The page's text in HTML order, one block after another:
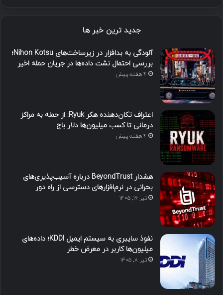
جدید ترین خبر ها
آلودگی به بدافزار در زیرساخت‌های Nihon Kotsu؛
بررسی احتمال نشت داده‌ها در جریان حمله اخیر
4 هفته پیش
اعتراف تکان‌دهنده هکر Ryuk: از حمله به مراکز
درمانی تا کسب میلیون‌ها دلار باج
4 هفته پیش
هشدار BeyondTrust درباره آسیب‌پذیری‌های
بحرانی در نرم‌افزارهای دسترسی از راه دور
تیر ۱۶, ۱۴۰۵
نفوذ سایبری به سیستم ایمیل KDDI؛ داده‌های
میلیون‌ها کاربر در معرض خطر
تیر ۸, ۱۴۰۵